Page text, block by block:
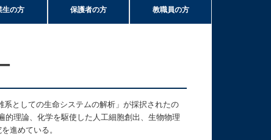
生の方 保護者の方 教職員の方
としての生命システムの解析」が採択されたの
理論、化学を駆使した人工細胞創出、生物物理
進めている。